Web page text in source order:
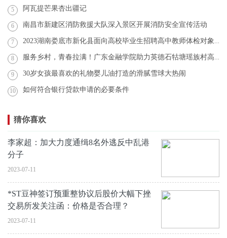
5 阿瓦提芒果杏出疆记
6 南昌市新建区消防救援大队深入景区开展消防安全宣传活动
7 2023湖南娄底市新化县面向高校毕业生招聘高中教师体检对象公示
8 服务乡村，青春拉满！广东金融学院助力英德石牯塘瑶族村高质量发展
9 30岁女孩最喜欢的礼物婴儿油打造的滑腻雪球大热闹
10 如何符合银行贷款申请的必要条件
猜你喜欢
李家超：加大力度通缉8名外逃反中乱港
分子
2023-07-11
*ST豆神签订预重整协议后股价大幅下挫
交易所发关注函：价格是否合理？
2023-07-11